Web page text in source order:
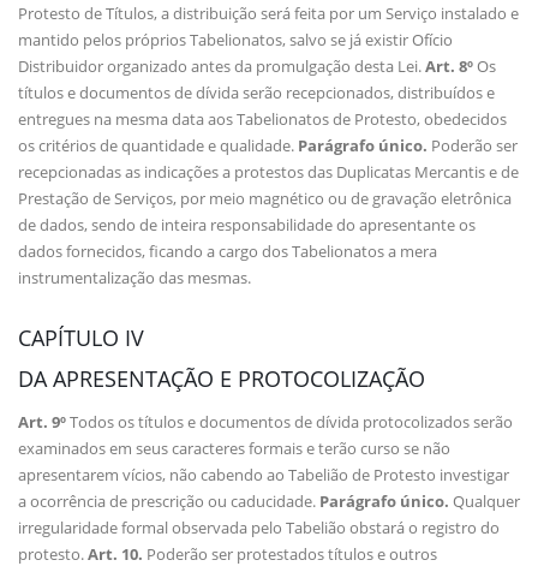
Protesto de Títulos, a distribuição será feita por um Serviço instalado e
mantido pelos próprios Tabelionatos, salvo se já existir Ofício
Distribuidor organizado antes da promulgação desta Lei.Art. 8ºOs
títulos e documentos de dívida serão recepcionados, distribuídos e
entregues na mesma data aos Tabelionatos de Protesto, obedecidos
os critérios de quantidade e qualidade. Parágrafo único. Poderão ser
recepcionadas as indicações a protestos das Duplicatas Mercantis e de
Prestação de Serviços, por meio magnético ou de gravação eletrônica
de dados, sendo de inteira responsabilidade do apresentante os
dados fornecidos, ficando a cargo dos Tabelionatos a mera
instrumentalização das mesmas.
CAPÍTULO IV
DA APRESENTAÇÃO E PROTOCOLIZAÇÃO
Art. 9ºTodos os títulos e documentos de dívida protocolizados serão
examinados em seus caracteres formais e terão curso se não
apresentarem vícios, não cabendo ao Tabelião de Protesto investigar
a ocorrência de prescrição ou caducidade. Parágrafo único. Qualquer
irregularidade formal observada pelo Tabelião obstará o registro do
protesto.Art. 10. Poderão ser protestados títulos e outros